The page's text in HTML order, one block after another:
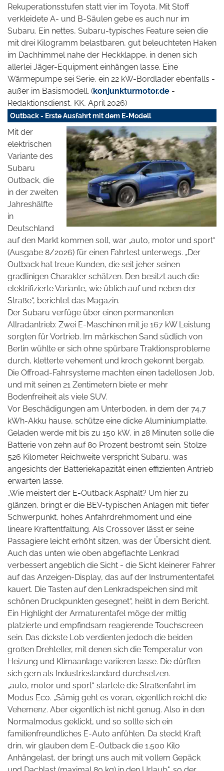
Rekuperationsstufen statt vier im Toyota. Mit Stoff
verkleidete A- und B-Säulen gebe es auch nur im
Subaru. Ein nettes, Subaru-typisches Feature seien die
mit drei Kilogramm belastbaren, gut beleuchteten Haken
im Dachhimmel nahe der Heckklappe, in denen sich
allerlei Jäger-Equipment einhängen lasse. Eine
Wärmepumpe sei Serie, ein 22 kW-Bordlader ebenfalls -
außer im Basismodell. (konjunkturmotor.de -
Redaktionsdienst, KK, April 2026)
Outback - Erste Ausfahrt mit dem E-Modell
Mit der
elektrischen
Variante des
Subaru
Outback, die
in der zweiten
Jahreshälfte
in
Deutschland
auf den Markt kommen soll, war „auto, motor und sport“
(Ausgabe 8/2026) für einen Fahrtest unterwegs. „Der
Outback hat treue Kunden, die seit jeher seinen
gradlinigen Charakter schätzen. Den besitzt auch die
elektrifizierte Variante, wie üblich auf und neben der
Straße“, berichtet das Magazin.
Der Subaru verfüge über einen permanenten
Allradantrieb: Zwei E-Maschinen mit je 167 kW Leistung
sorgten für Vortrieb. Im märkischen Sand südlich von
Berlin wühlte er sich ohne spürbare Traktionsprobleme
durch, kletterte vehement und kroch gekonnt bergab.
Die Offroad-Fahrsysteme machten einen tadellosen Job,
und mit seinen 21 Zentimetern biete er mehr
Bodenfreiheit als viele SUV.
Vor Beschädigungen am Unterboden, in dem der 74,7
kWh-Akku hause, schütze eine dicke Aluminiumplatte.
Geladen werde mit bis zu 150 kW, in 28 Minuten solle die
Batterie von zehn auf 80 Prozent bestromt sein. Stolze
526 Kilometer Reichweite verspricht Subaru, was
angesichts der Batteriekapazität einen effizienten Antrieb
erwarten lasse.
„Wie meistert der E-Outback Asphalt? Um hier zu
glänzen, bringt er die BEV-typischen Anlagen mit: tiefer
Schwerpunkt, hohes Anfahrdrehmoment und eine
lineare Kraftentfaltung. Als Crossover lässt er seine
Passagiere leicht erhöht sitzen, was der Übersicht dient.
Auch das unten wie oben abgeflachte Lenkrad
verbessert angeblich die Sicht - die Sicht kleinerer Fahrer
auf das Anzeigen-Display, das auf der Instrumententafel
kauert. Die Tasten auf den Lenkradspeichen sind mit
schönen Druckpunkten gesegnet“, heißt in dem Bericht.
Ein Highlight der Armaturentafel möge der mittig
platzierte und empfindsam reagierende Touchscreen
sein. Das dickste Lob verdienten jedoch die beiden
großen Drehteller, mit denen sich die Temperatur von
Heizung und Klimaanlage variieren lasse. Die dürften
sich gern als Industriestandard durchsetzen.
„auto, motor und sport“ startete die Straßenfahrt im
Modus Eco. „Sämig geht es voran, eigentlich reicht die
Vehemenz. Aber eigentlich ist nicht genug. Also in den
Normalmodus geklickt, und so sollte sich ein
familienfreundliches E-Auto anfühlen. Da steckt Kraft
drin, wir glauben dem E-Outback die 1.500 Kilo
Anhängelast, der bringt uns auch mit vollem Gepäck